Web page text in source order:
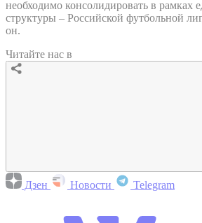
необходимо консолидировать в рамках
структуры – Российской футбольной
он.
Читайте нас в
Дзен Новости Telegram